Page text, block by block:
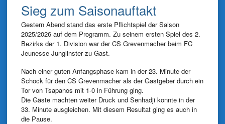
Sieg zum Saisonauftakt
Gestern Abend stand das erste Pflichtspiel der Saison
2025/2026 auf dem Programm. Zu seinem ersten Spiel des 2.
Bezirks der 1. Division war der CS Grevenmacher beim FC
Jeunesse Junglinster zu Gast.
Nach einer guten Anfangsphase kam in der 23. Minute der
Schock für den CS Grevenmacher als der Gastgeber durch ein
Tor von Tsapanos mit 1-0 in Führung ging.
Die Gäste machten weiter Druck und Senhadji konnte in der
33. Minute ausgleichen. Mit diesem Resultat ging es auch in
die Pause.